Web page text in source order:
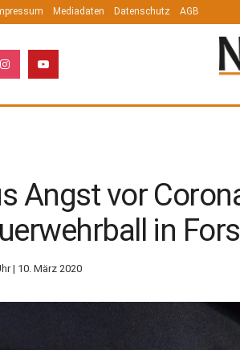
Mediadaten Datenschutz AGB
Angst vor
in
| 10. März 2020